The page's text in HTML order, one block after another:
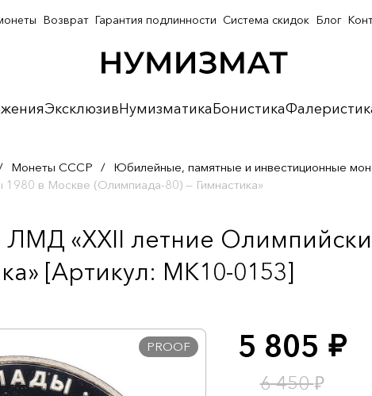
ЭксклюзивНумизматикаБонистика
Возврат Гарантия подлинности Система скидок Блог
Монеты СССР / Юбилейные, памятные и инвестиционные
в Москве (Олимпиада-80) — Гимнастика»
ЛМД «XXII летние
[Артикул: MK10-0153]
PROOF 5 805 руб.
6 450₽